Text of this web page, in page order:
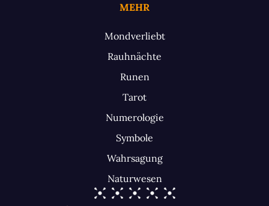
MEHR
Mondverliebt
Rauhnächte
Runen
Tarot
Numerologie
Symbole
Wahrsagung
Naturwesen